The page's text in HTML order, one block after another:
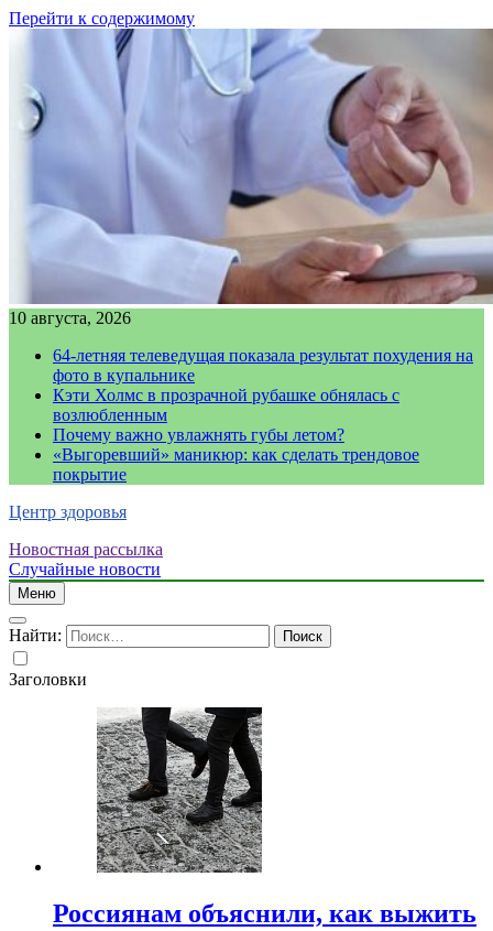
Перейти к содержимому
10 августа, 2026
64-летняя телеведущая показала результат похудения на
фото в купальнике
Кэти Холмс в прозрачной рубашке обнялась с
возлюбленным
Почему важно увлажнять губы летом?
«Выгоревший» маникюр: как сделать трендовое
покрытие
Центр здоровья
Новостная рассылка
Случайные новости
Меню
Найти:
Заголовки
Россиянам объяснили, как выжить